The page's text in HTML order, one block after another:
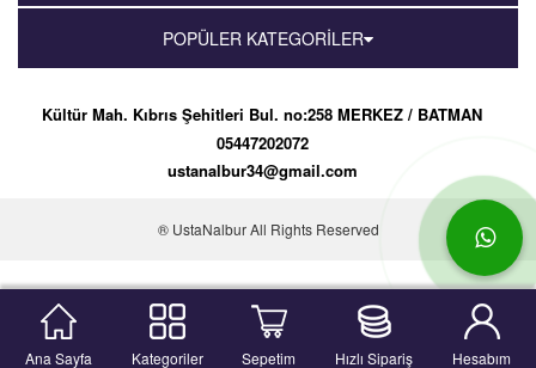
POPÜLER KATEGORİLER
Kültür Mah. Kıbrıs Şehitleri Bul. no:258 MERKEZ / BATMAN
05447202072
ustanalbur34@gmail.com
® UstaNalbur All Rights Reserved
Ana Sayfa Kategoriler Sepetim Hızlı Sipariş Hesabım